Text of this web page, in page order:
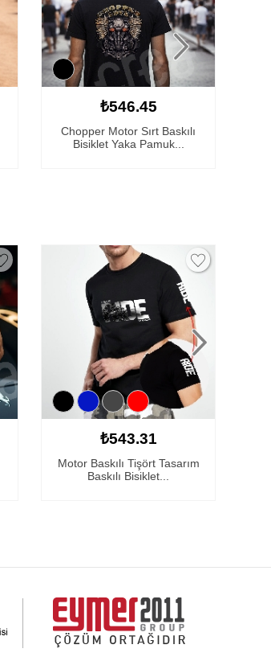
₺546.45
Chopper Motor Sırt Baskılı
Bisiklet Yaka Pamuk...
₺543.31
Motor Baskılı Tişört Tasarım
Baskılı Bisiklet...